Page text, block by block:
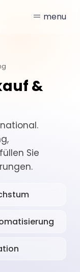
menu
&
Sie